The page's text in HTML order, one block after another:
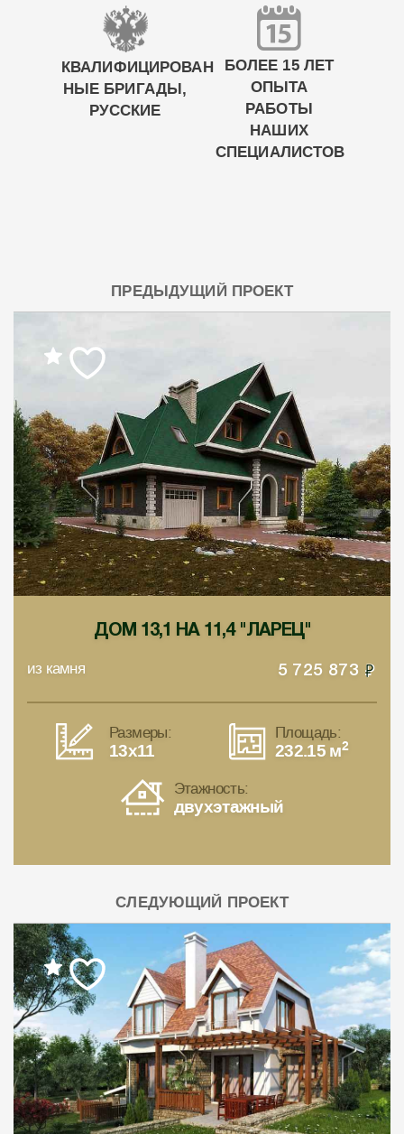
КВАЛИФИЦИРОВАН
НЫЕ БРИГАДЫ,
РУССКИЕ
БОЛЕЕ 15 ЛЕТ
ОПЫТА
РАБОТЫ
НАШИХ
СПЕЦИАЛИСТОВ
ПРЕДЫДУЩИЙ ПРОЕКТ
ДОМ 13,1 НА 11,4 "ЛАРЕЦ"
из камня 5 725 873
Размеры:
13x11
Площадь:
232.15 м2
Этажность:
двухэтажный
СЛЕДУЮЩИЙ ПРОЕКТ